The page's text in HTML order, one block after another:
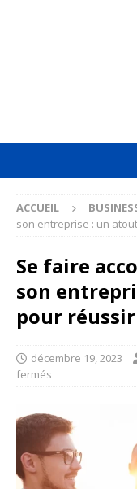
ACCUEIL
son entreprise : un
Se faire
son
pour réussir
décembre 19, 2023
fermés